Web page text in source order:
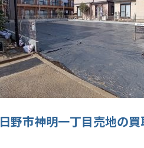
日野市神明一丁目売地の